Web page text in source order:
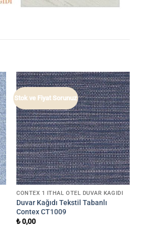
Stok ve Fiyat Sorunuz
CONTEX 1 İTHAL OTEL DUVAR KAĞIDI
Duvar Kağıdı Tekstil Tabanlı
Contex CT1009
₺0,00